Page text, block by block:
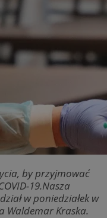
by przyjmować
19.Nasza
w poniedziałek w
Waldemar Kraska.